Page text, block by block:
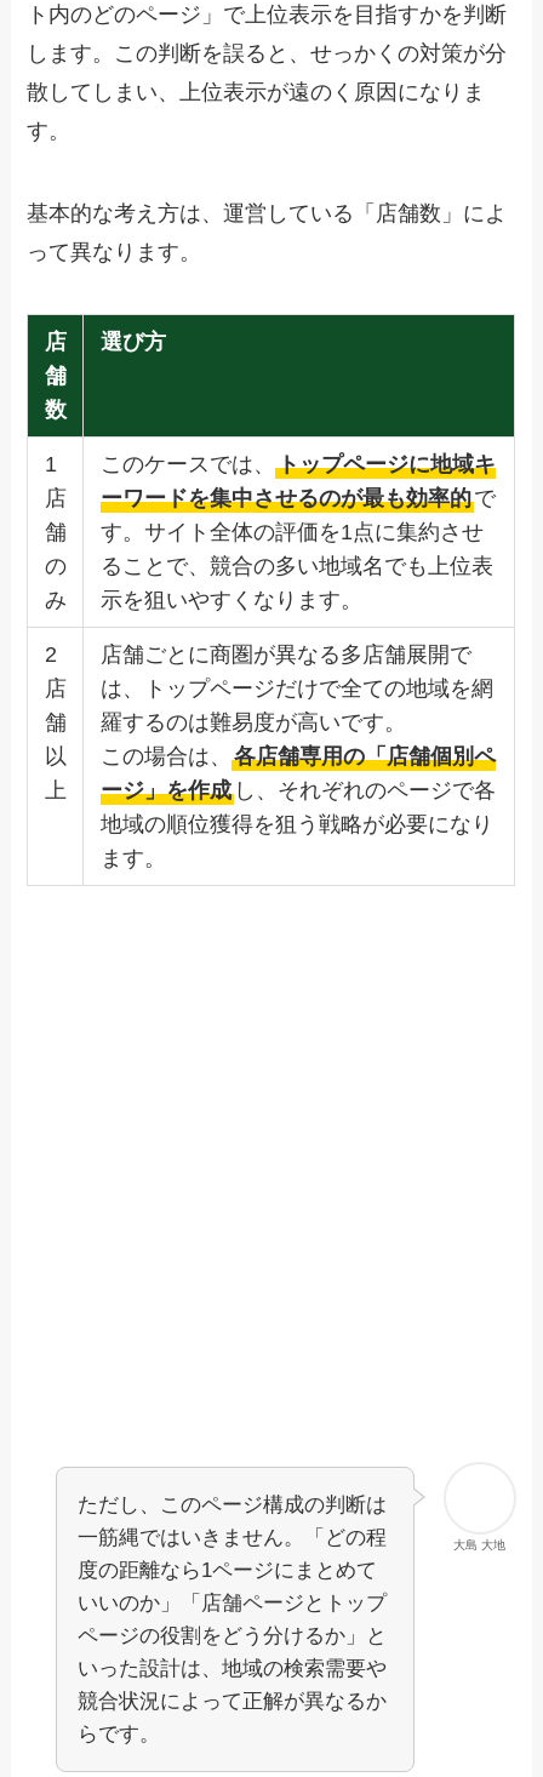
ト内のどのページ」で上位表示を目指すかを判断
します。この判断を誤ると、せっかくの対策が分
散してしまい、上位表示が遠のく原因になりま
す。
基本的な考え方は、運営している「店舗数」によ
って異なります。
店
舗
数
選び方
1
店
舗
の
み
このケースでは、 トップページに地域キ
ーワードを集中させるのが最も効率的で
す。サイト全体の評価を1点に集約させ
ることで、競合の多い地域名でも上位表
示を狙いやすくなります。
2
店
舗
以
上
店舗ごとに商圏が異なる多店舗展開で
は、トップページだけで全ての地域を網
羅するのは難易度が高いです。
この場合は、 各店舗専用の「店舗個別ペ
ージ」を作成し、それぞれのページで各
地域の順位獲得を狙う戦略が必要になり
ます。
大島 大地
ただし、このページ構成の判断は
一筋縄ではいきません。「どの程
度の距離なら1ページにまとめて
いいのか」「店舗ページとトップ
ページの役割をどう分けるか」と
いった設計は、地域の検索需要や
競合状況によって正解が異なるか
らです。